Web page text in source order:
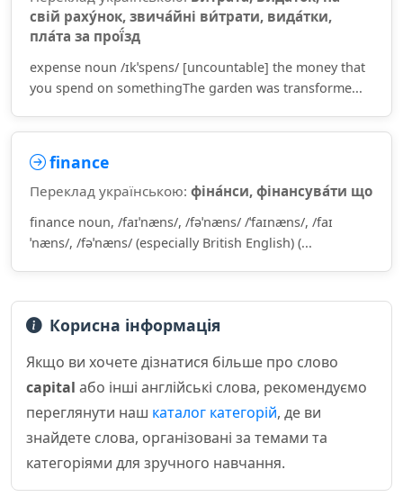
свій раху́нок, звича́йні ви́трати, вида́тки,
пла́та за прої́зд
expense noun /ɪkˈspens/ [uncountable] the money that
you spend on somethingThe garden was transforme...
finance
Переклад українською: фіна́нси, фінансува́ти що
finance noun, /faɪˈnæns/, /fəˈnæns/ /ˈfaɪnæns/, /faɪ
ˈnæns/, /fəˈnæns/ (especially British English) (...
Корисна інформація
Якщо ви хочете дізнатися більше про слово
capital або інші англійські слова, рекомендуємо
переглянути наш каталог категорій, де ви
знайдете слова, організовані за темами та
категоріями для зручного навчання.